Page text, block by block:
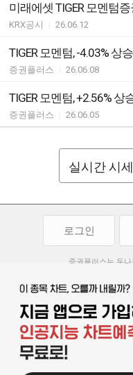
KRX공시 26.06.12
TIGER 모멘텀, -4.03% 상
증권플러스 26.06.08
TIGER 모멘텀, +2.56% 상
증권플러스 26.06.05
실시간 시
로그인
증권플러스는 두
투자 참고사항이며, 정보 제공
두나무(주)는 제공된 정보
부담하지 않습니다. 본 서비스
이용약관 | 청소년
기사배열 기본방침 | 고
서울특별시